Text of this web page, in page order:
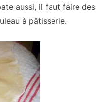
aussi, il faut faire des
à pâtisserie.